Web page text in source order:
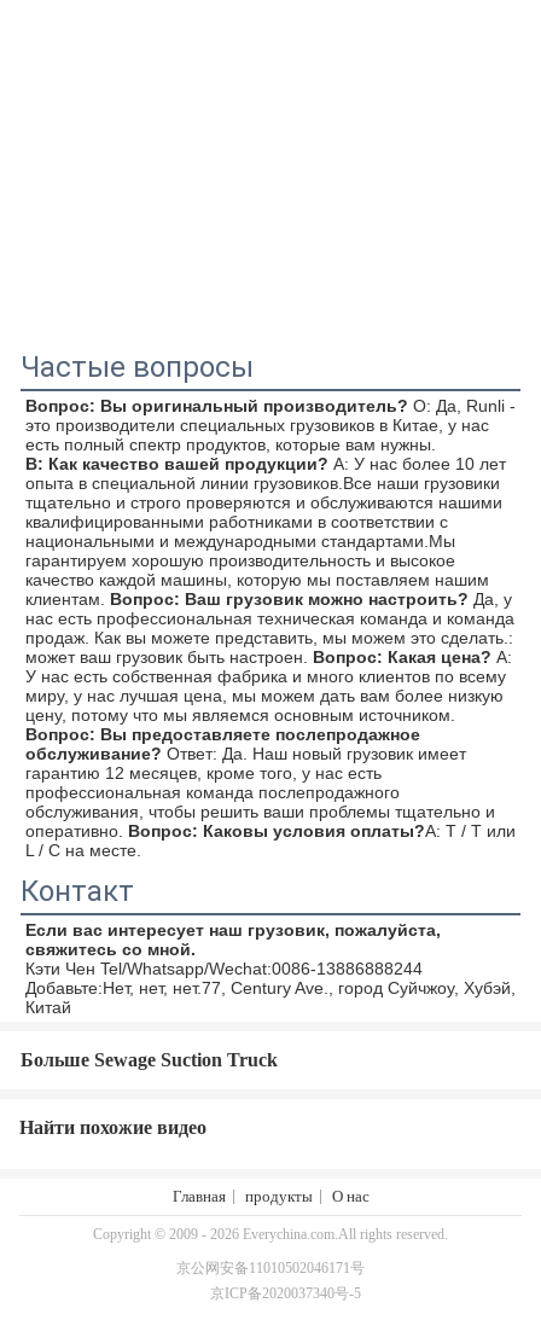
Частые вопросы
Вопрос: Вы оригинальный производитель? О: Да, Runli -
это производители специальных грузовиков в Китае, у нас
есть полный спектр продуктов, которые вам нужны.
В: Как качество вашей продукции? A: У нас более 10 лет
опыта в специальной линии грузовиков.Все наши грузовики
тщательно и строго проверяются и обслуживаются нашими
квалифицированными работниками в соответствии с
национальными и международными стандартами.Мы
гарантируем хорошую производительность и высокое
качество каждой машины, которую мы поставляем нашим
клиентам.
Вопрос: Ваш грузовик можно настроить? Да, у
нас есть профессиональная техническая команда и команда
продаж. Как вы можете представить, мы можем это сделать.:
может ваш грузовик быть настроен.
Вопрос: Какая цена? A:
У нас есть собственная фабрика и много клиентов по всему
миру, у нас лучшая цена, мы можем дать вам более низкую
цену, потому что мы являемся основным источником.
Вопрос: Вы предоставляете послепродажное
обслуживание? Ответ: Да. Наш новый грузовик имеет
гарантию 12 месяцев, кроме того, у нас есть
профессиональная команда послепродажного
обслуживания, чтобы решить ваши проблемы тщательно и
оперативно. Вопрос: Каковы условия оплаты?A: T / T или
L / C на месте.
Контакт
Если вас интересует наш грузовик, пожалуйста,
свяжитесь со мной.
Кэти Чен Tel/Whatsapp/Wechat:0086-13886888244
Добавьте:Нет, нет, нет.77, Century Ave., город Суйчжоу, Хубэй
Китай
Больше Sewage Suction Truck
Найти похожие видео
Главная продукты О нас
Copyright © 2009 - 2026 Everychina.com.All rights reserved.
京公网安备11010502046171号
京ICP备2020037340号-5